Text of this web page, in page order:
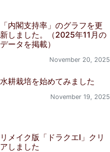
「内閣支持率」のグラフを更
新しました。（2025年11月の
データを掲載）
November 20, 2025
水耕栽培を始めてみました
November 19, 2025
リメイク版「ドラクエI」クリ
アしました